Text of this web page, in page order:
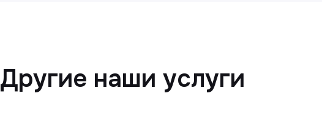
Другие наши услуги